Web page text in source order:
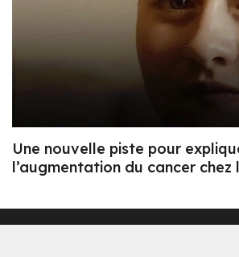
Une nouvelle piste pour
l’augmentation du cancer chez